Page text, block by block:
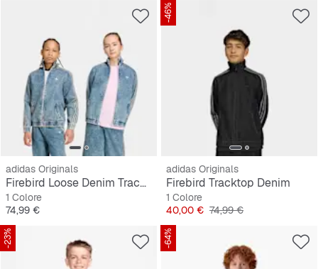
adidas Originals
Firebird Loose Denim Track Top
1 Colore
Prezzo
74,99 €
-46%
adidas Originals
Firebird Tracktop Denim
1 Colore
Prezzo
40,00 € Prezzo originale
74,99 €
-23% -64%